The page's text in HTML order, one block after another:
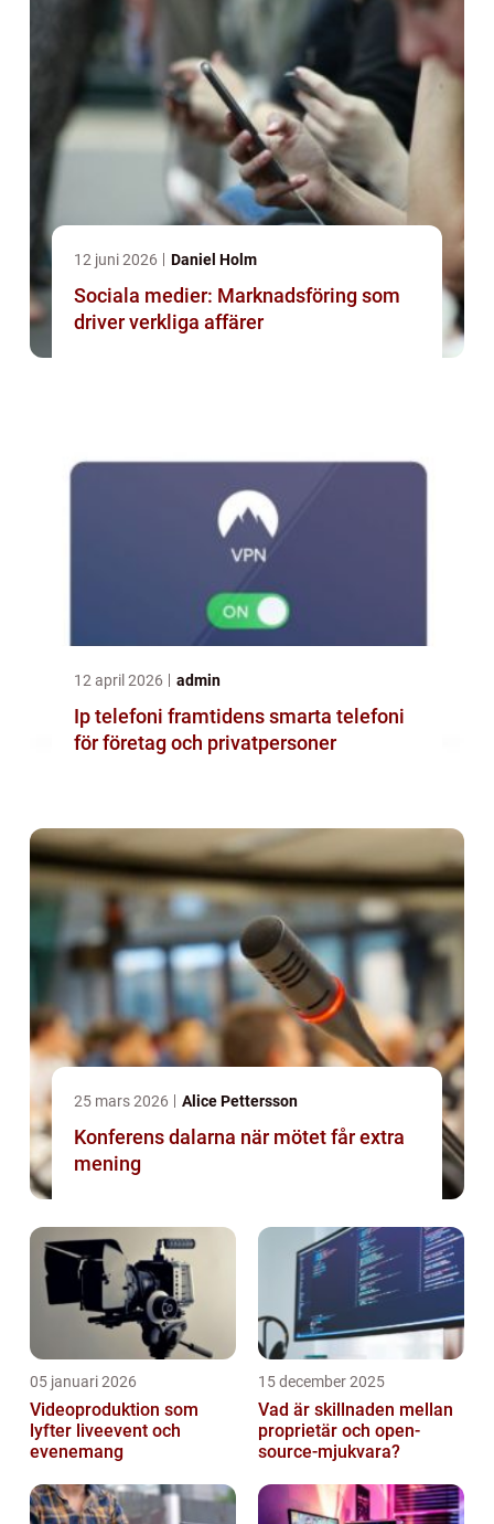
12 juni 2026 Daniel Holm
Sociala medier: Marknadsföring som
driver verkliga affärer
12 april 2026 admin
Ip telefoni framtidens smarta telefoni
för företag och privatpersoner
25 mars 2026 Alice Pettersson
Konferens dalarna när mötet får extra
mening
05 januari 2026
Videoproduktion som
lyfter liveevent och
evenemang
15 december 2025
Vad är skillnaden mellan
proprietär och open-
source-mjukvara?